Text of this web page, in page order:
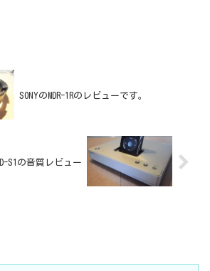
SONYのMDR-1Rのレビューです。
S1の音質レビュー